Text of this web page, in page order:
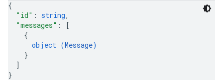
{
"id" : string,
"messages" :
[
{
object (Message)
}
]
}